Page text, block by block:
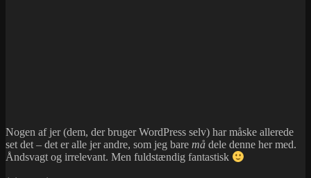
Nogen af jer (dem, der bruger WordPress selv) har måske allerede
set det – det er alle jer andre, som jeg bare må dele denne her med.
Åndsvagt og irrelevant. Men fuldstændig fantastisk